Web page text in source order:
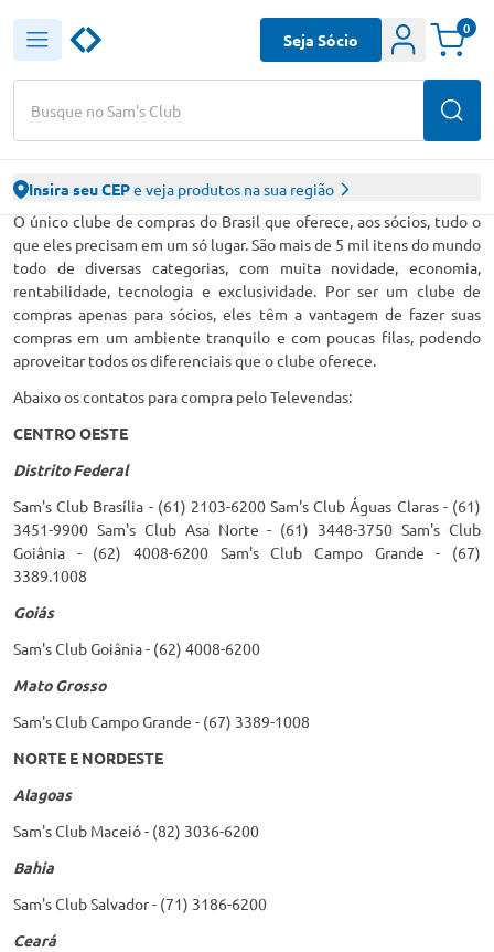
Busque no Sam's Club
Seja Sócio
0
Insira seu CEPe veja produtos na sua região
O único clube de compras do Brasil que oferece, aos sócios, tudo o
que eles precisam em um só lugar. São mais de 5 mil itens do mundo
todo de diversas categorias, com muita novidade, economia,
rentabilidade, tecnologia e exclusividade. Por ser um clube de
compras apenas para sócios, eles têm a vantagem de fazer suas
compras em um ambiente tranquilo e com poucas filas, podendo
aproveitar todos os diferenciais que o clube oferece.
Abaixo os contatos para compra pelo Televendas:
CENTRO OESTE
Distrito Federal
Sam's Club Brasília - (61) 2103-6200 Sam's Club Águas Claras - (61)
3451-9900 Sam's Club Asa Norte - (61) 3448-3750 Sam's Club
Goiânia - (62) 4008-6200 Sam's Club Campo Grande - (67)
3389.1008
Goiás
Sam's Club Goiânia - (62) 4008-6200
Mato Grosso
Sam's Club Campo Grande - (67) 3389-1008
NORTE E NORDESTE
Alagoas
Sam's Club Maceió - (82) 3036-6200
Bahia
Sam's Club Salvador - (71) 3186-6200
Ceará